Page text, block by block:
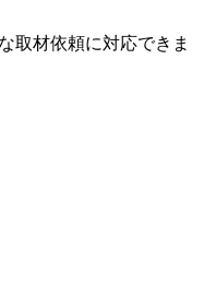
取材依頼に対応できま